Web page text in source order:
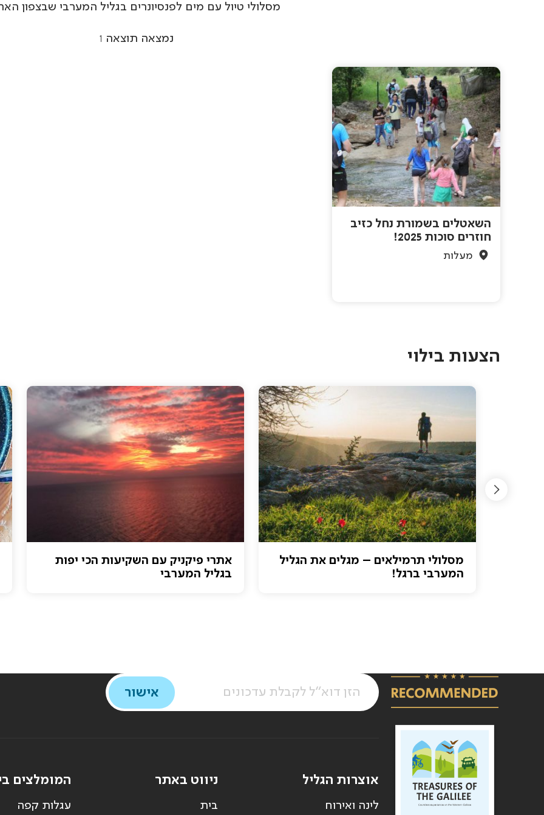
מסלולי טיול עם מים לפנסיונרים בגליל המערבי שבצפון
נמצאה תוצאה 1
השאטלים בשמורת נחל כזיב
חוזרים סוכות 2025!
מעלות
הצעות בילוי
מסלולי תרמילאים – מגלים את הגליל
המערבי ברגל!
אתרי פיקניק עם השקיעות הכי יפות
בגליל המערבי
אוצרות הגליל
לינה ואירוח
ניווט באתר
בית
המומלצים
עגלות קפה